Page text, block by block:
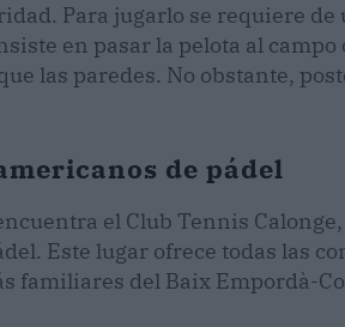
Para jugarlo se requiere de
en pasar la pelota al
las paredes. No obstante,
de pádel
el Club Tennis
Este lugar ofrece todas las
familiares del Baix Empordà-